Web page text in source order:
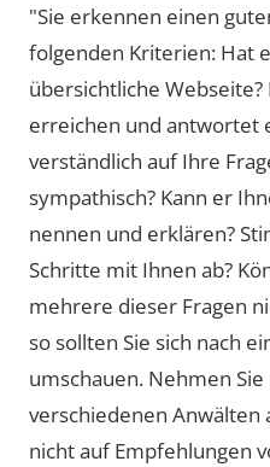
"Sie erkennen einen
folgenden Kriterien: Hat
übersichtliche Webseite?
erreichen und antwortet
verständlich auf Ihre
sympathisch? Kann er
nennen und erklären?
Schritte mit Ihnen ab?
mehrere dieser Fragen
so sollten Sie sich nach
umschauen. Nehmen
verschiedenen Anwälten
nicht auf Empfehlungen